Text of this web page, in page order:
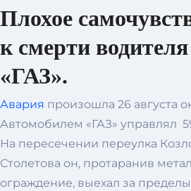
Плохое
к смерти
«ГАЗ».
Авария произошла 26 августа
Автомобилем «ГАЗ» управлял
На пересечении переулка
Столетова он, протаранив
ограждение, выехал за